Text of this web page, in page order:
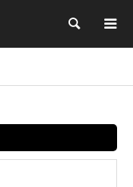
検索